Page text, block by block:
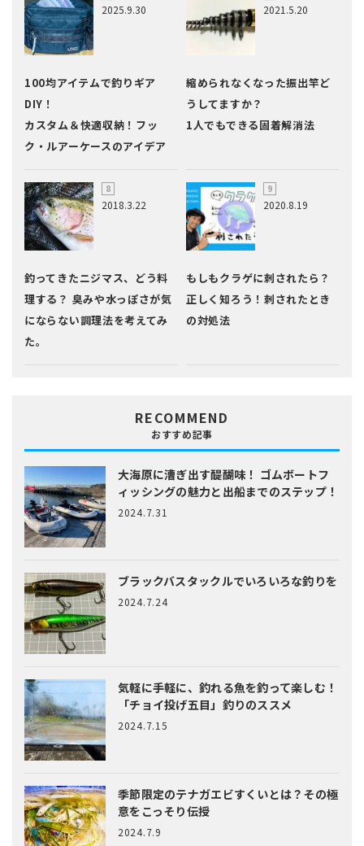
2025.9.30
100均アイテムで釣りギア
DIY！
カスタム＆快適収納！フッ
ク・ルアーケースのアイデア
2021.5.20
縮められなくなった振出竿ど
うしてますか？
1人でもできる固着解消法
2018.3.22
釣ってきたニジマス、どう料
理する？ 臭みや水っぽさが気
にならない調理法を考えてみ
た。
2020.8.19
もしもクラゲに刺されたら？
正しく知ろう！刺されたとき
の対処法
RECOMMEND
おすすめ記事
大海原に漕ぎ出す醍醐味！ ゴムボートフ
ィッシングの魅力と出船までのステップ！
2024.7.31
ブラックバスタックルでいろいろな釣りを
2024.7.24
気軽に手軽に、釣れる魚を釣って楽しむ！
「チョイ投げ五目」釣りのススメ
2024.7.15
季節限定のテナガエビすくいとは？ その極
意をこっそり伝授
2024.7.9